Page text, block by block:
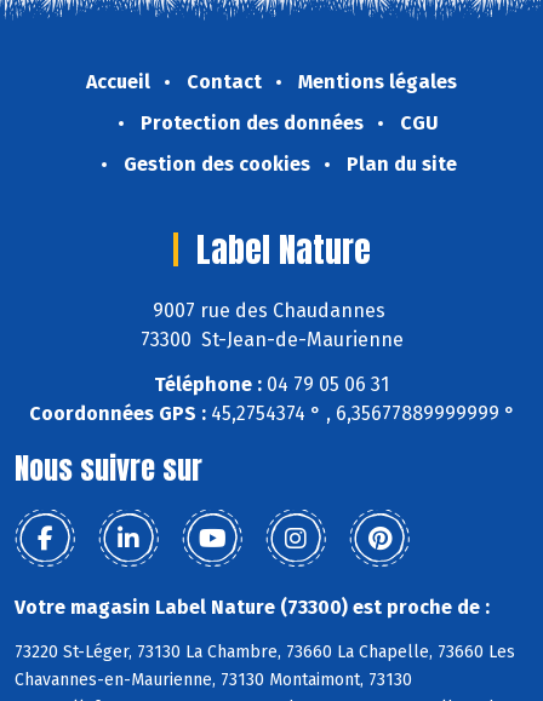
Accueil Contact
Mentions légales
Protection des données
CGU
Gestion des cookies
Plan du site
Label Nature
9007 rue des Chaudannes
73300 St-Jean-de-Maurienne
Téléphone : 04 79 05 06 31
Coordonnées GPS :45,2754374 ° , 6,35677889999999 °
Nous suivre sur
Votre magasin Label Nature (73300) est proche de :
73220 St-Léger, 73130 La Chambre, 73660 La Chapelle, 73660 Les
Chavannes-en-Maurienne, 73130 Montaimont, 73130